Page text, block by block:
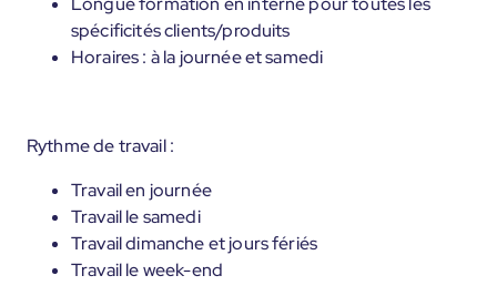
spécificités clients/produits
Horaires : à la journée et samedi
Rythme de travail :
Travail en journée
Travail le samedi
Travail dimanche et jours fériés
Travail le week-end